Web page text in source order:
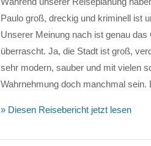
Paulo groß, dreckig und kriminell ist
Unserer Meinung nach ist genau
überrascht. Ja, die Stadt ist groß,
sehr modern, sauber und mit vielen
Wahrnehmung doch manchmal
» Diesen Reisebericht jetzt lesen